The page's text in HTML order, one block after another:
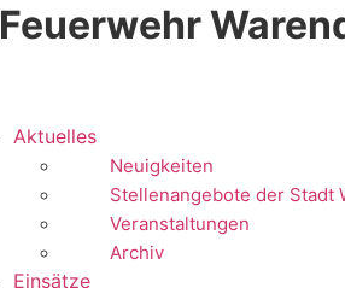
Feuerwehr
Aktuelles
Neuigkeiten
Stellenangebote der Stadt
Veranstaltungen
Archiv
Einsätze